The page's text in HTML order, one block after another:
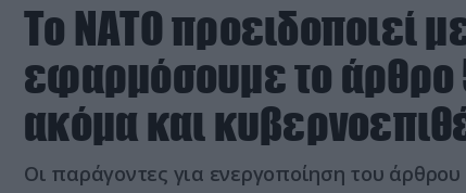
Το ΝΑΤΟ προειδοποιεί
εφαρμόσουμε το
ακόμα και
Οι παράγοντες για ενεργοποίηση του άρθρου